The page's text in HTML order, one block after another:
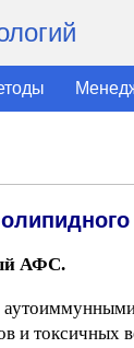
АФС.
и токсичных